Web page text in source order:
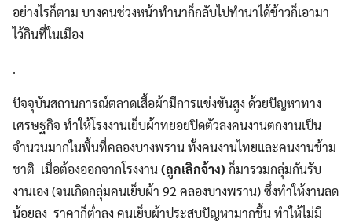
อย่างไรก็ตาม บางคนช่วงหน้าทำนาก็กลับไปทำนาได้ข้าวก็เอามา
ไว้กินที่ในเมือง
.
ปัจจุบันสถานการณ์ตลาดเสื้อผ้ามีการแข่งขันสูง ด้วยปัญหาทาง
เศรษฐกิจ ทำให้โรงงานเย็บผ้าทยอยปิดตัวลงคนงานตกงานเป็น
จำนวนมากในพื้นที่คลองบางพราน ทั้งคนงานไทยและคนงานข้าม
ชาติ เมื่อต้องออกจากโรงงาน(ถูกเลิกจ้าง) ก็มารวมกลุ่มกันรับ
งานเอง (จนเกิดกลุ่มคนเย็บผ้า 92 คลองบางพราน) ซึ่งทำให้งานลด
น้อยลง ราคาก็ต่ำลง คนเย็บผ้าประสบปัญหามากขึ้น ทำให้ไม่มี